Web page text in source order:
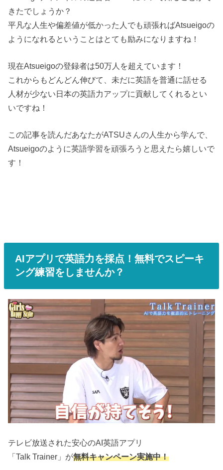
きたでしょうか？
平凡な人生や偏差値が低かった人でも頑張ればAtsueigoの
ようになれるということはとても励みになりますね！
現在Atsueigoの登録者は50万人を超えています！
これからもどんどん伸びて、未だに英語を普通に話せる
人材が少ない日本の英語力アップに貢献してくれるとい
いですね！
この記事を読んだあなたがATSUさんの人生から学んで、
Atsueigoのように英語学習を頑張ろうと思えたら嬉しいで
す！
AIアプリで英語力を採点！無料でスピーキ
ング練習をしませんか？
テレビ放送された安心のAI英語アプリ
「Talk Trainer」が無料キャンペーン実施中！